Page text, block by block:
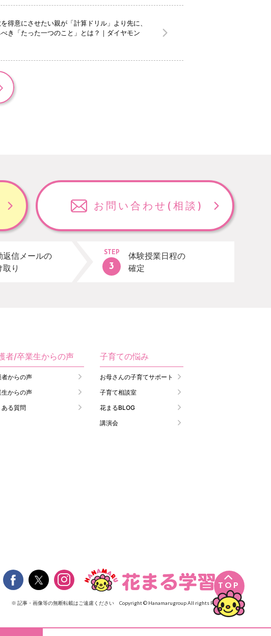
を得意にさせたい親が「計算ドリル」より先に、
き「たった一つのこと」とは？｜ダイヤモン
お問い合わせ (相談)
返信メールの
取り
STEP
体験授業日程の
確定
TOP
者/卒業生からの声
者からの声
生からの声
ある質問
子育ての悩み
お母さんの子育てサポート
子育て相談室
花まるBLOG
講演会
 
※ 記事・画像等の無断転載はご遠慮ください Copyright © Hanamarugroup All rights Reserved.